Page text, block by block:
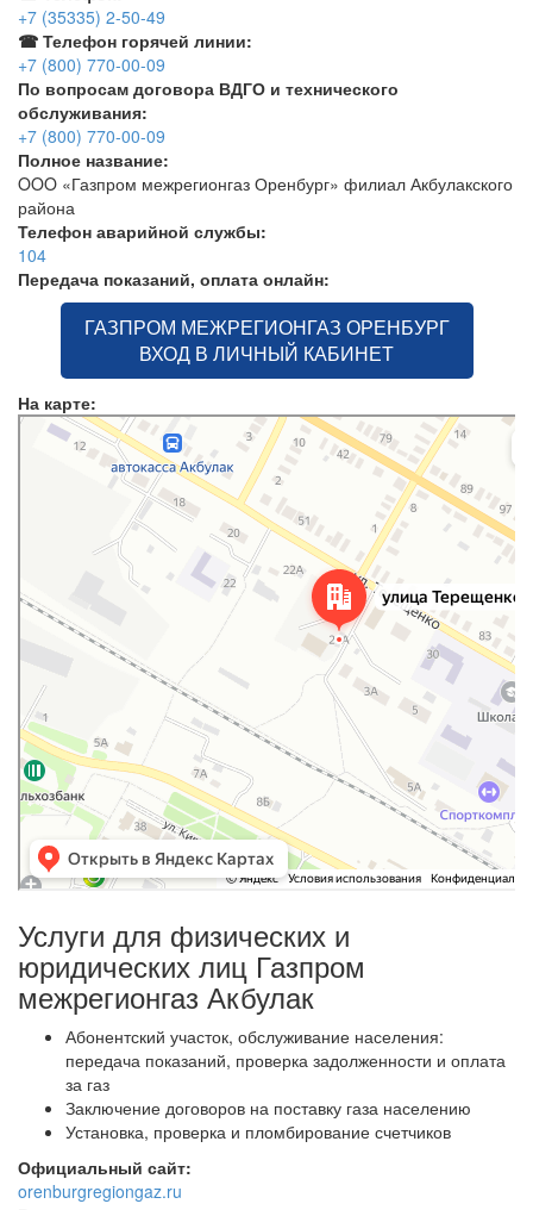
+7 (35335) 2-50-49
☎ Телефон горячей линии:
+7 (800) 770-00-09
По вопросам договора ВДГО и технического
обслуживания:
+7 (800) 770-00-09
Полное название:
OOO «Газпром межрегионгаз Оренбург» филиал Акбулакского
района
Телефон аварийной службы:
104
Передача показаний, оплата онлайн:
ГАЗПРОМ МЕЖРЕГИОНГАЗ ОРЕНБУРГ
ВХОД В ЛИЧНЫЙ КАБИНЕТ
На карте:
Яндекс.Карты
Улица Терещенко, 24А — Яндекс.Карты
Услуги для физических и
юридических лиц Газпром
межрегионгаз Акбулак
Абонентский участок, обслуживание населения:
передача показаний, проверка задолженности и оплата
за газ
Заключение договоров на поставку газа населению
Установка, проверка и пломбирование счетчиков
Официальный сайт:
orenburgregiongaz.ru